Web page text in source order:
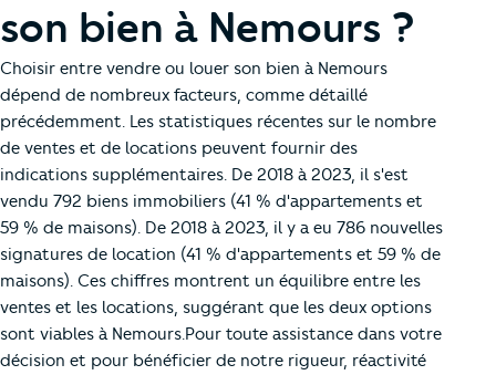
son bien à Nemours ?
Choisir entre vendre ou louer son bien à Nemours
dépend de nombreux facteurs, comme détaillé
précédemment. Les statistiques récentes sur le nombre
de ventes et de locations peuvent fournir des
indications supplémentaires. De 2018 à 2023, il s'est
vendu 792 biens immobiliers (41 % d'appartements et
59 % de maisons). De 2018 à 2023, il y a eu 786 nouvelles
signatures de location (41 % d'appartements et 59 % de
maisons). Ces chiffres montrent un équilibre entre les
ventes et les locations, suggérant que les deux options
sont viables à Nemours.Pour toute assistance dans votre
décision et pour bénéficier de notre rigueur, réactivité